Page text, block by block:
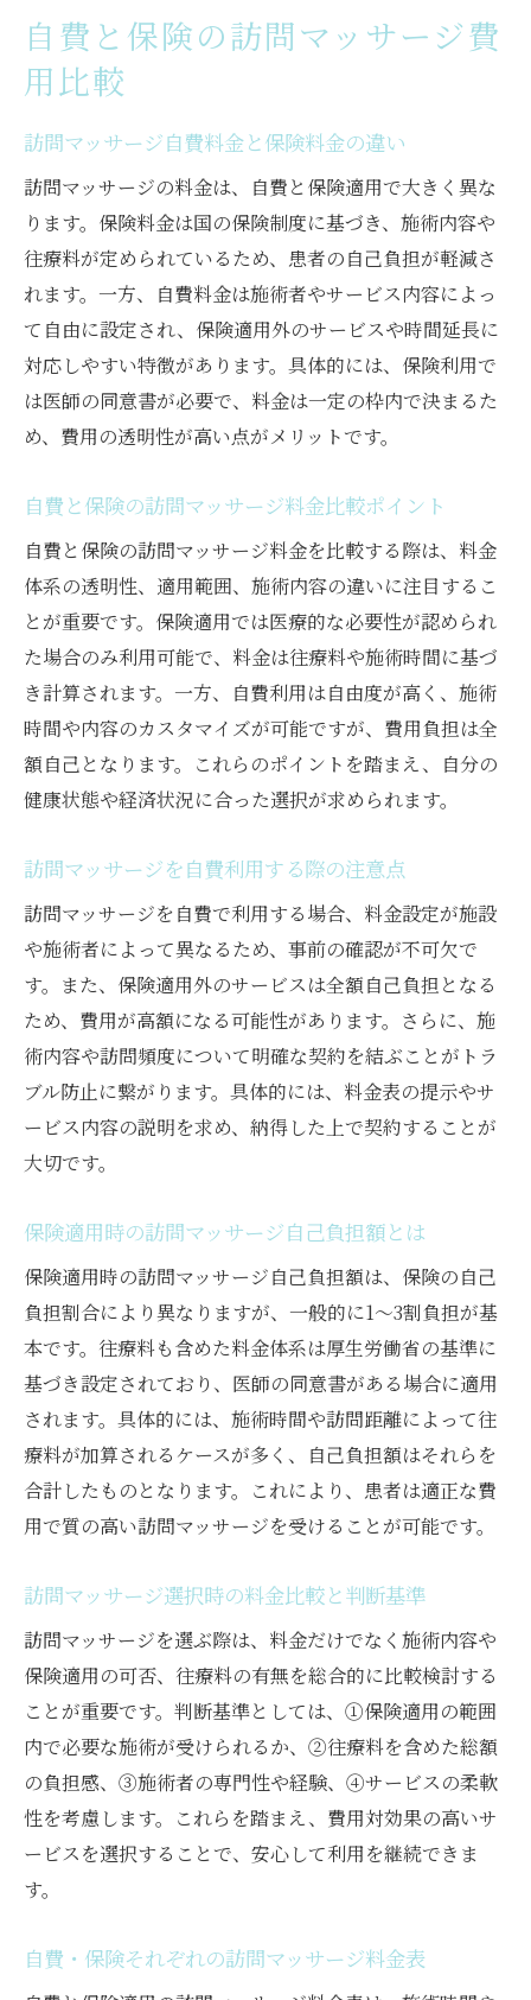
自費と保険の訪問マッサージ費
用比較
訪問マッサージ自費料金と保険料金の違い
訪問マッサージの料金は、自費と保険適用で大きく異な
ります。保険料金は国の保険制度に基づき、施術内容や
往療料が定められているため、患者の自己負担が軽減さ
れます。一方、自費料金は施術者やサービス内容によっ
て自由に設定され、保険適用外のサービスや時間延長に
対応しやすい特徴があります。具体的には、保険利用で
は医師の同意書が必要で、料金は一定の枠内で決まるた
め、費用の透明性が高い点がメリットです。
自費と保険の訪問マッサージ料金比較ポイント
自費と保険の訪問マッサージ料金を比較する際は、料金
体系の透明性、適用範囲、施術内容の違いに注目するこ
とが重要です。保険適用では医療的な必要性が認められ
た場合のみ利用可能で、料金は往療料や施術時間に基づ
き計算されます。一方、自費利用は自由度が高く、施術
時間や内容のカスタマイズが可能ですが、費用負担は全
額自己となります。これらのポイントを踏まえ、自分の
健康状態や経済状況に合った選択が求められます。
訪問マッサージを自費利用する際の注意点
訪問マッサージを自費で利用する場合、料金設定が施設
や施術者によって異なるため、事前の確認が不可欠で
す。また、保険適用外のサービスは全額自己負担となる
ため、費用が高額になる可能性があります。さらに、施
術内容や訪問頻度について明確な契約を結ぶことがトラ
ブル防止に繋がります。具体的には、料金表の提示やサ
ービス内容の説明を求め、納得した上で契約することが
大切です。
保険適用時の訪問マッサージ自己負担額とは
保険適用時の訪問マッサージ自己負担額は、保険の自己
負担割合により異なりますが、一般的に1〜3割負担が基
本です。往療料も含めた料金体系は厚生労働省の基準に
基づき設定されており、医師の同意書がある場合に適用
されます。具体的には、施術時間や訪問距離によって往
療料が加算されるケースが多く、自己負担額はそれらを
合計したものとなります。これにより、患者は適正な費
用で質の高い訪問マッサージを受けることが可能です。
訪問マッサージ選択時の料金比較と判断基準
訪問マッサージを選ぶ際は、料金だけでなく施術内容や
保険適用の可否、往療料の有無を総合的に比較検討する
ことが重要です。判断基準としては、①保険適用の範囲
内で必要な施術が受けられるか、②往療料を含めた総額
の負担感、③施術者の専門性や経験、④サービスの柔軟
性を考慮します。これらを踏まえ、費用対効果の高いサ
ービスを選択することで、安心して利用を継続できま
す。
自費・保険それぞれの訪問マッサージ料金表